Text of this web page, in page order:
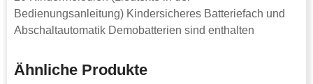
Bedienungsanleitung) Kindersicheres Batteriefach und
Abschaltautomatik Demobatterien sind enthalten
Ähnliche Produkte